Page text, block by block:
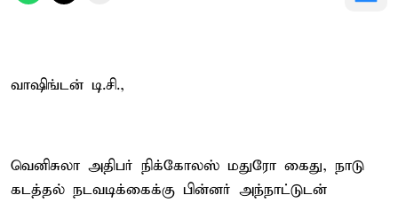
வாஷிங்டன் டி.சி.,
வெனிசுலா அதிபர் நிக்கோலஸ் மதுரோ கைது, நாடு
கடத்தல் நடவடிக்கைக்கு பின்னர் அந்நாட்டுடன்